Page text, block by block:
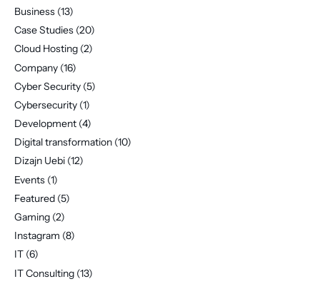
Business (13)
Case Studies (20)
Cloud Hosting (2)
Company (16)
Cyber Security (5)
Cybersecurity (1)
Development (4)
Digital transformation (10)
Dizajn Uebi (12)
Events (1)
Featured (5)
Gaming (2)
Instagram (8)
IT (6)
IT Consulting (13)